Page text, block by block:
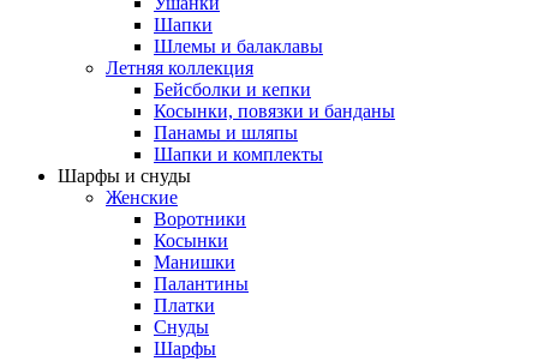
Шапки
Шлемы и балаклавы
Летняя коллекция
Бейсболки и кепки
Косынки, повязки и банданы
Панамы и шляпы
Шапки и комплекты
Шарфы и снуды
Женские
Воротники
Косынки
Манишки
Палантины
Платки
Снуды
Шарфы